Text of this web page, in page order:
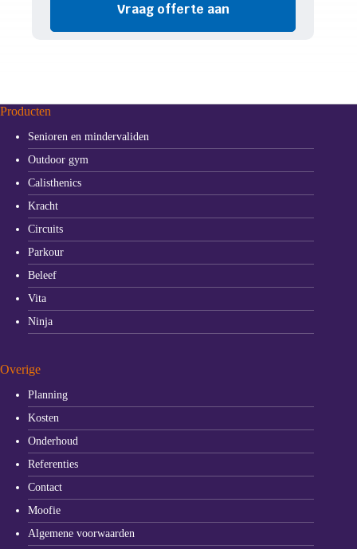
Vraag offerte aan
Producten
Senioren en mindervaliden
Outdoor gym
Calisthenics
Kracht
Circuits
Parkour
Beleef
Vita
Ninja
Overige
Planning
Kosten
Onderhoud
Referenties
Contact
Moofie
Algemene voorwaarden